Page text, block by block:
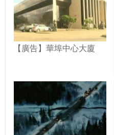
【廣告】華埠中心大廈